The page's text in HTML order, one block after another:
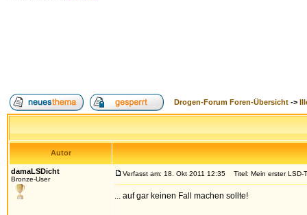
Drogen-Forum Foren-Übersicht ->
Autor
damaLSDicht
Bronze-User
Verfasst am: 18. Okt 2011 12:35 Titel: Mein erster LSD-
... auf gar keinen Fall machen sollte!